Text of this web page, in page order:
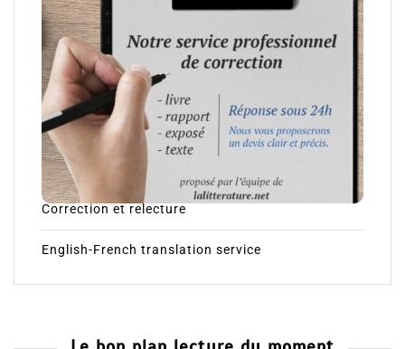
Correction et relecture
English-French translation service